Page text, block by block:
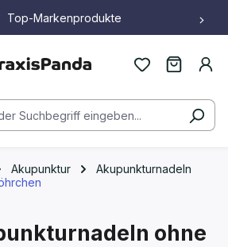
Top-Markenprodukte
Akupunktur
Akupunkturnadeln
ohne